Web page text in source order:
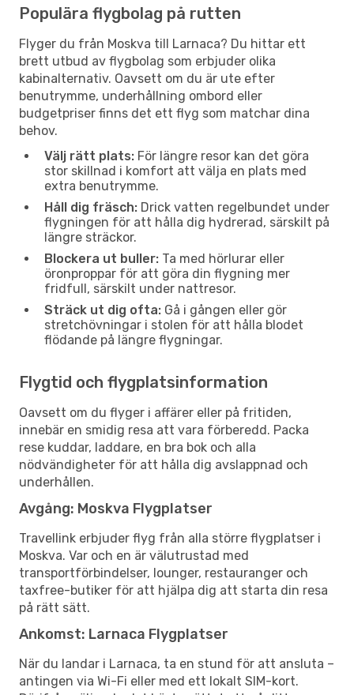
Populära flygbolag på rutten
Flyger du från Moskva till Larnaca? Du hittar ett
brett utbud av flygbolag som erbjuder olika
kabinalternativ. Oavsett om du är ute efter
benutrymme, underhållning ombord eller
budgetpriser finns det ett flyg som matchar dina
behov.
Välj rätt plats: För längre resor kan det göra
stor skillnad i komfort att välja en plats med
extra benutrymme.
Håll dig fräsch: Drick vatten regelbundet under
flygningen för att hålla dig hydrerad, särskilt på
längre sträckor.
Blockera ut buller: Ta med hörlurar eller
öronproppar för att göra din flygning mer
fridfull, särskilt under nattresor.
Sträck ut dig ofta: Gå i gången eller gör
stretchövningar i stolen för att hålla blodet
flödande på längre flygningar.
Flygtid och flygplatsinformation
Oavsett om du flyger i affärer eller på fritiden,
innebär en smidig resa att vara förberedd. Packa
rese kuddar, laddare, en bra bok och alla
nödvändigheter för att hålla dig avslappnad och
underhållen.
Avgång: Moskva Flygplatser
Travellink erbjuder flyg från alla större flygplatser i
Moskva. Var och en är välutrustad med
transportförbindelser, lounger, restauranger och
taxfree-butiker för att hjälpa dig att starta din resa
på rätt sätt.
Ankomst: Larnaca Flygplatser
När du landar i Larnaca, ta en stund för att ansluta –
antingen via Wi-Fi eller med ett lokalt SIM-kort.